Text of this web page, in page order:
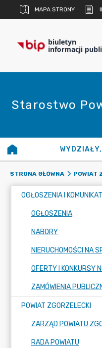
MAPA STRONY
biuletyn
informacji
Starostwo
STRONA GŁÓWNA POWIAT
OGŁOSZENIA I
OGŁOSZENIA
NABORY
NIERUCHOMOŚCI NA
OFERTY I KONKURSY
POWIAT ZGORZELECKI
ZARZĄD POWIATU
RADA POWIATU